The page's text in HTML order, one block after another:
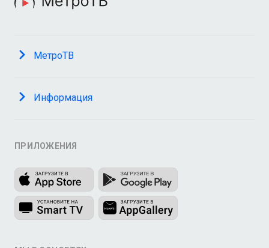
МетроТВ
Информация
ПРИЛОЖЕНИЯ